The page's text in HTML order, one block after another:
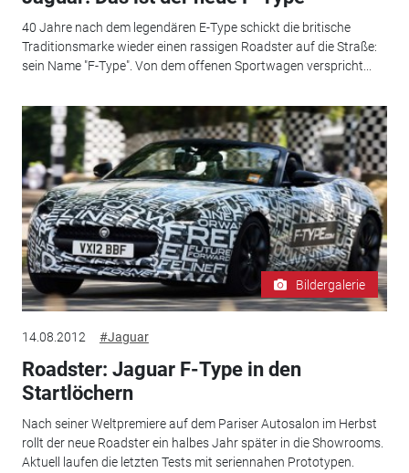
40 Jahre nach dem legendären E-Type schickt die britische
Traditionsmarke wieder einen rassigen Roadster auf die Straße:
sein Name "F-Type". Von dem offenen Sportwagen verspricht...
Bildergalerie
14.08.2012 #Jaguar
Roadster: Jaguar F-Type in den
Startlöchern
Nach seiner Weltpremiere auf dem Pariser Autosalon im Herbst
rollt der neue Roadster ein halbes Jahr später in die Showrooms.
Aktuell laufen die letzten Tests mit seriennahen Prototypen.